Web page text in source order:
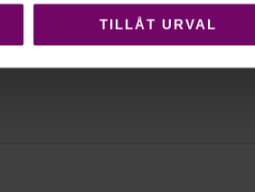
TILLÅT URVAL
25-9484.PDF